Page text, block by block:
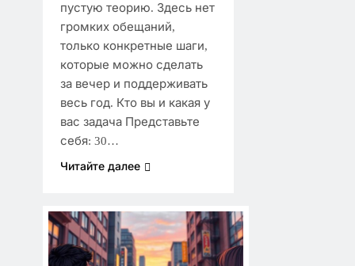
пустую теорию. Здесь нет
громких обещаний,
только конкретные шаги,
которые можно сделать
за вечер и поддерживать
весь год. Кто вы и какая у
вас задача Представьте
себя: 30…
Читайте далее